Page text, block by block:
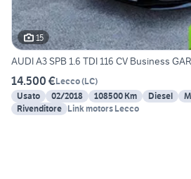
15
AUDI A3 SPB 1.6 TDI 116 CV Business
14.500 €Lecco(LC)
Usato
02/2018 108500 Km Diesel
Rivenditore Link motors Lecco